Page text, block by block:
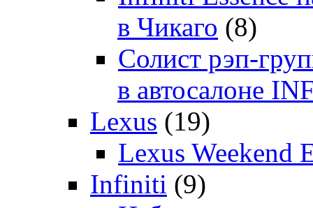
в Чикаго (8)
Солист рэп-
в автосалоне
Lexus (19)
Lexus Weekend
Infiniti (9)